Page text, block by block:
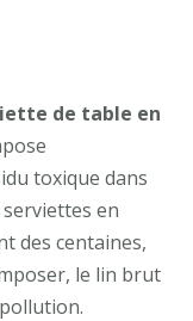
de table en
toxique dans
en
des centaines,
le lin brut